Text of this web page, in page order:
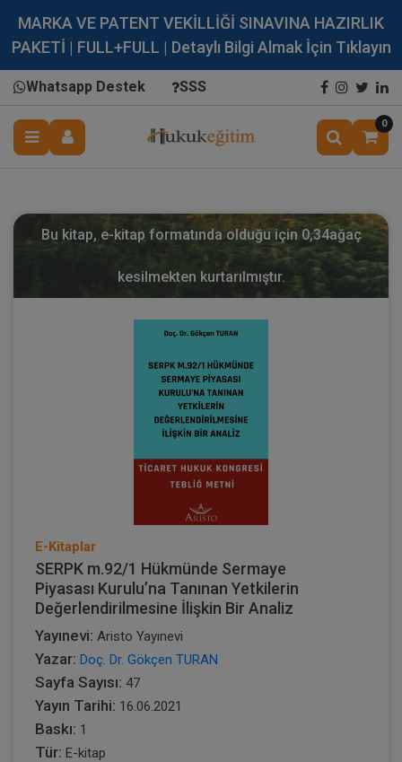
MARKA VE PATENT VEKİLLİĞİ SINAVINA HAZIRLIK
PAKETİ | FULL+FULL | Detaylı Bilgi Almak İçin Tıklayın
Whatsapp Destek SSS
0
Bu kitap, e-kitap formatında olduğu için 0,34ağaç
kesilmekten kurtarılmıştır.
E-Kitaplar
SERPK m.92/1 Hükmünde Sermaye
Piyasası Kurulu’na Tanınan Yetkilerin
Değerlendirilmesine İlişkin Bir Analiz
Yayınevi: Aristo Yayınevi
Yazar: Doç. Dr. Gökçen TURAN
Sayfa Sayısı: 47
Yayın Tarihi: 16.06.2021
Baskı: 1
Tür: E-kitap